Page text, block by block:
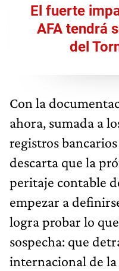
El fuerte
AFA tendrá
del
Con la
ahora, sumada a
registros
descarta que la
peritaje contable
empezar a
logra probar lo
sospecha: que
internacional de